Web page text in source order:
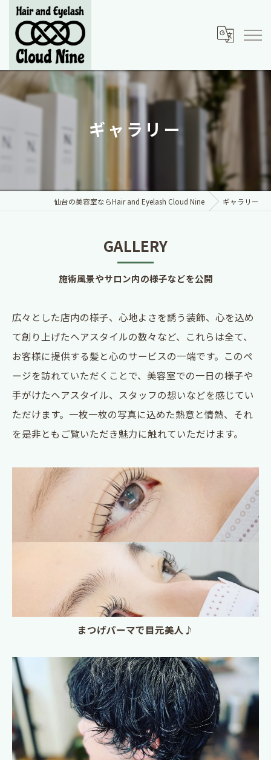
ギャラリー
仙台の美容室ならHair and Eyelash Cloud Nine ギャラリー
GALLERY
施術風景やサロン内の様子などを公開
広々とした店内の様子、心地よさを誘う装飾、心を込め
て創り上げたヘアスタイルの数々など、これらは全て、
お客様に提供する髪と心のサービスの一端です。このペ
ージを訪れていただくことで、美容室での一日の様子や
手がけたヘアスタイル、スタッフの想いなどを感じてい
ただけます。一枚一枚の写真に込めた熱意と情熱、それ
を是非ともご覧いただき魅力に触れていただけます。
まつげパーマで目元美人♪